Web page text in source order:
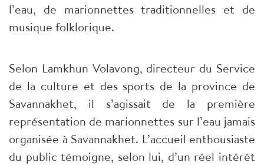
l’eau, de marionnettes traditionnelles et de
musique folklorique.
Selon Lamkhun Volavong, directeur du Service
de la culture et des sports de la province de
Savannakhet, il s’agissait de la première
représentation de marionnettes sur l’eau jamais
organisée à Savannakhet. L’accueil enthousiaste
du public témoigne, selon lui, d’un réel intérêt